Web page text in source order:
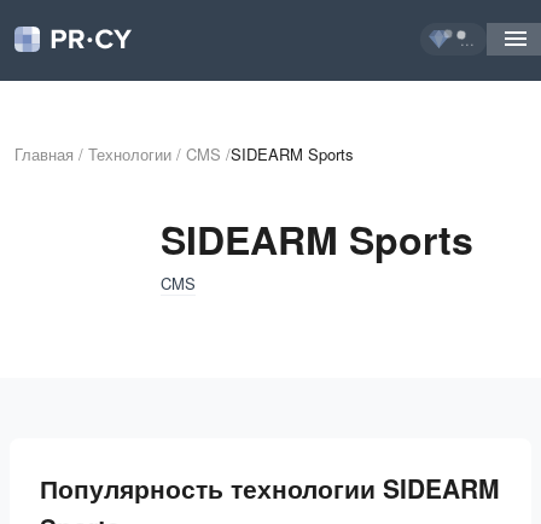
...
Главная / Технологии / CMS /SIDEARM Sports
SIDEARM Sports
CMS
Популярность технологии SIDEARM